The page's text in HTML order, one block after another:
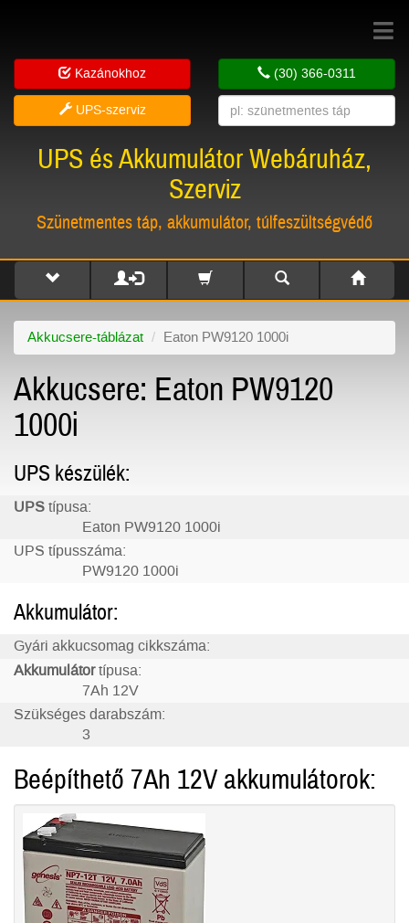
Toggle
Kazánokhoz
UPS-szerviz
(30) 366-0311
UPS és Akkumulátor Webáruház,
Szerviz
Szünetmentes táp, akkumulátor, túlfeszültségvédő
Akkucsere-táblázat Eaton PW9120 1000i
Akkucsere: Eaton PW9120
1000i
UPS készülék:
UPS típusa:
Eaton PW9120 1000i
UPS típusszáma:
PW9120 1000i
Akkumulátor:
Gyári akkucsomag cikkszáma:
Akkumulátortípusa:
7Ah 12V
Szükséges darabszám:
3
Beépíthető 7Ah 12V akkumulátorok: